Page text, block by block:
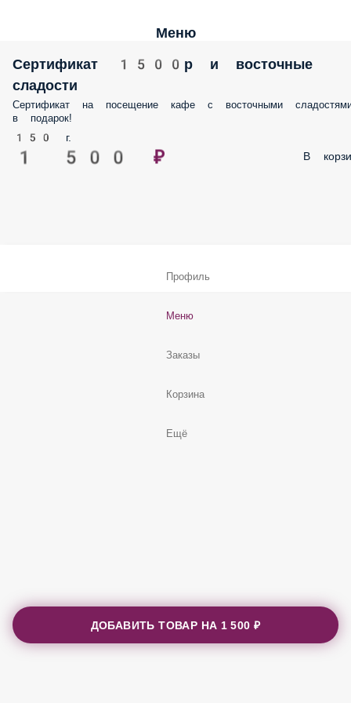
Меню
Сертификат 1500р и восточные
сладости
Сертификат на посещение кафе с восточными
в подарок!
150 г.
1 500 ₽ В
ДОБАВИТЬ ТОВАР НА 1 500 ₽
Профиль
Меню
Заказы
Корзина
Ещё